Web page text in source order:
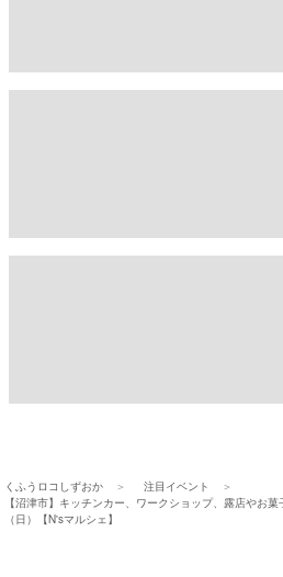
くふうロコしずおか
注目イベント
【沼津市】キッチンカー、ワークショップ、露店やお
（日）【N'sマルシェ】